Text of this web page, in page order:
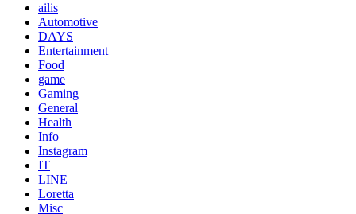
ailis
Automotive
DAYS
Entertainment
Food
game
Gaming
General
Health
Info
Instagram
IT
LINE
Loretta
Misc